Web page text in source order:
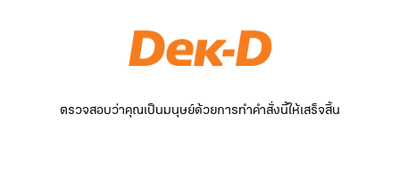
ตรวจสอบว่าคุณเป็นมนุษย์ด้วยการทำคำสั่งนี้ให้เสร็จสิ้น